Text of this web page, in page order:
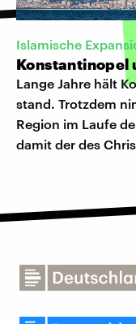
Islamische
Konstantinopel
Lange Jahre hält
stand. Trotzdem
Region im Laufe
damit der des